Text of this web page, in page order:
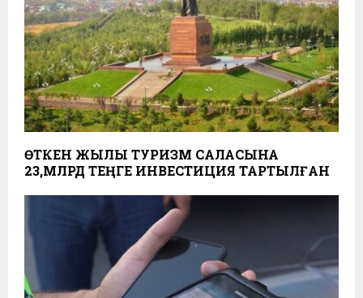
ӨТКЕН ЖЫЛЫ ТУРИЗМ САЛАСЫНА
23,МЛРД ТЕҢГЕ ИНВЕСТИЦИЯ ТАРТЫЛҒАН